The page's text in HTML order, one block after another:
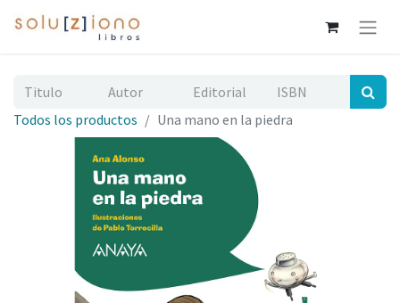
Todos los productos Una mano en la piedra